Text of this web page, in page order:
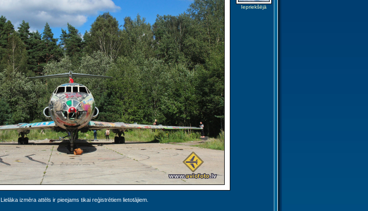
Lielāka izmēra attēls ir pieejams tikai reģistrētiem lietotājiem.
Iepriekšējā